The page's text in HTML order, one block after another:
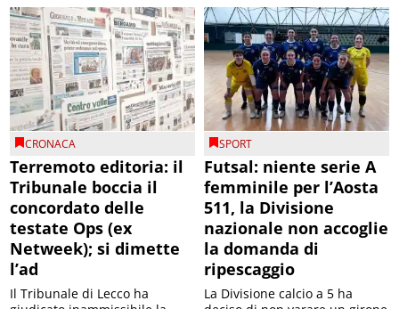
CRONACA
Terremoto editoria: il
Tribunale boccia il
concordato delle
testate Ops (ex
Netweek); si dimette
l’ad
Il Tribunale di Lecco ha
SPORT
Futsal: niente serie A
femminile per l’Aosta
511, la Divisione
nazionale non accoglie
la domanda di
ripescaggio
La Divisione calcio a 5 ha